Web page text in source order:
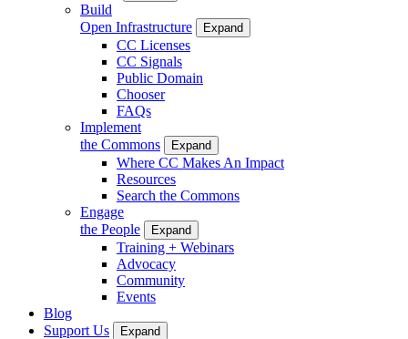
Build
Open Infrastructure
Expand
CC Licenses
CC Signals
Public Domain
Chooser
FAQs
Implement
the Commons
Expand
Where CC Makes An Impact
Resources
Search the Commons
Engage
the People
Expand
Training + Webinars
Advocacy
Community
Events
Blog
Support Us
Expand